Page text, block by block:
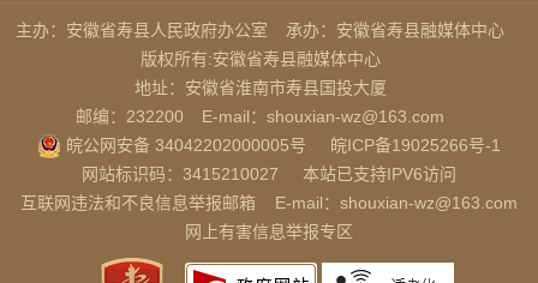
主办：安徽省寿县人民政府办公室
承办：安徽省寿县融媒体中心
版权所有:安徽省寿县融媒体中心
地址：安徽省淮南市寿县国投大厦
邮编：232200
E-mail：shouxian-wz@163.com
皖公网安备 34042202000005号
皖ICP备19025266号-1
网站标识码：3415210027
本站已支持IPV6访问
互联网违法和不良信息举报邮箱
E-mail：shouxian-wz@163.com
网上有害信息举报专区